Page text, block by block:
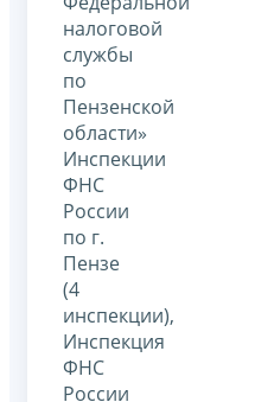
налоговой
службы
по
Пензенской
области»
Инспекции
ФНС
России
по г.
Пензе
(4
инспекции),
Инспекция
ФНС
России